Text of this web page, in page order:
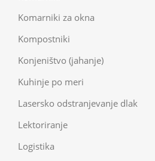
Komarniki za okna
Kompostniki
Konjeništvo (jahanje)
Kuhinje po meri
Lasersko odstranjevanje dlak
Lektoriranje
Logistika